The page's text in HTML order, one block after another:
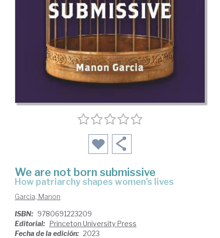
We are not born submissive
how patriarchy shapes women's lives
Garcia, Manon
ISBN: 9780691223209
Editorial: Princeton University Press
Fecha de la edición: 2023